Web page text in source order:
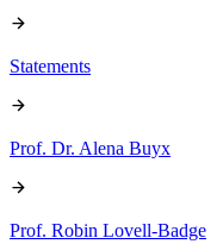
Statements
Prof. Dr. Alena Buyx
Prof. Robin Lovell-Badge